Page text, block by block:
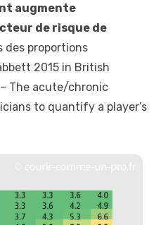
augmente
de risque de
des proportions
2015 in British
The acute/chronic
to quantify a player’s